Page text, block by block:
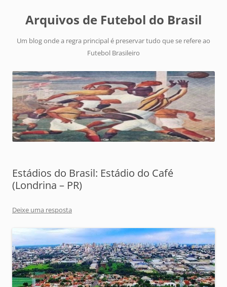
Arquivos de Futebol do Brasil
Um blog onde a regra principal é preservar tudo que se refere ao
Futebol Brasileiro
Estádios do Brasil: Estádio do Café
(Londrina – PR)
Deixe uma resposta